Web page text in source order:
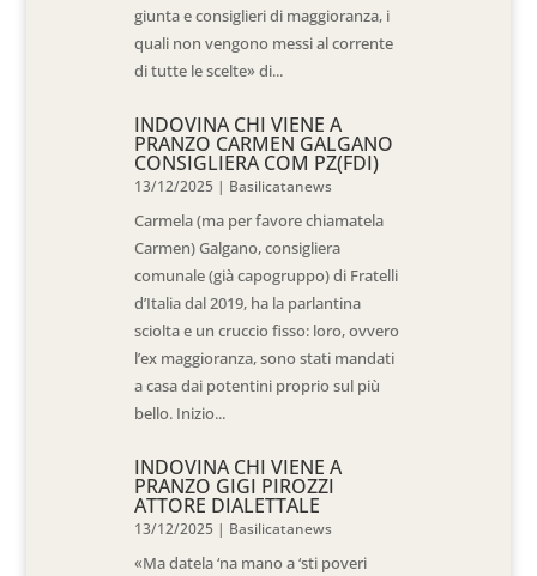
giunta e consiglieri di maggioranza, i
quali non vengono messi al corrente
di tutte le scelte» di...
INDOVINA CHI VIENE A
PRANZO CARMEN GALGANO
CONSIGLIERA COM PZ(FDI)
13/12/2025 | Basilicatanews
Carmela (ma per favore chiamatela
Carmen) Galgano, consigliera
comunale (già capogruppo) di Fratelli
d’Italia dal 2019, ha la parlantina
sciolta e un cruccio fisso: loro, ovvero
l’ex maggioranza, sono stati mandati
a casa dai potentini proprio sul più
bello. Inizio...
INDOVINA CHI VIENE A
PRANZO GIGI PIROZZI
ATTORE DIALETTALE
13/12/2025 | Basilicatanews
«Ma datela ‘na mano a ‘sti poveri